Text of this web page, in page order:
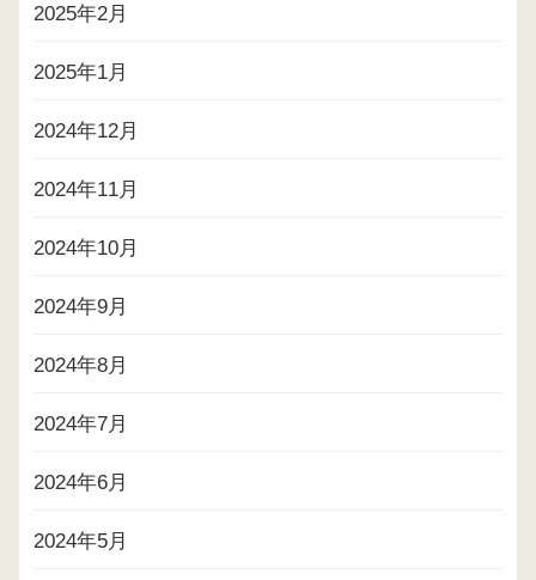
2025年2月
2025年1月
2024年12月
2024年11月
2024年10月
2024年9月
2024年8月
2024年7月
2024年6月
2024年5月